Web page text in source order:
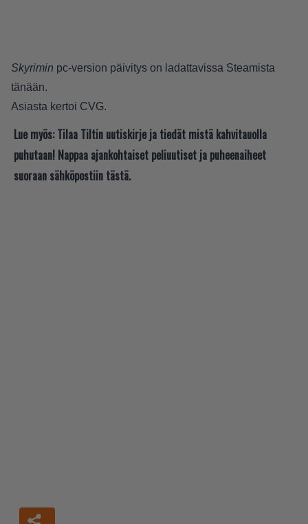
Skyrimin pc-version päivitys on ladattavissa Steamista
tänään.
Asiasta kertoi CVG.
Lue myös: Tilaa Tiltin uutiskirje ja tiedät mistä kahvitauolla
puhutaan! Nappaa ajankohtaiset peliuutiset ja puheenaiheet
suoraan sähköpostiin tästä.